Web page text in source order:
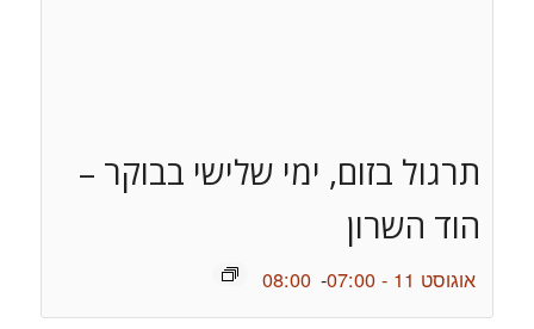
תרגול בזום, ימי שלישי בבוקר –
הוד השרון
אוגוסט 11 - 07:00 -
08:00